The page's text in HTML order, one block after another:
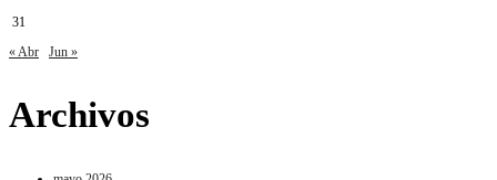
31
« Abr
Jun »
Archivos